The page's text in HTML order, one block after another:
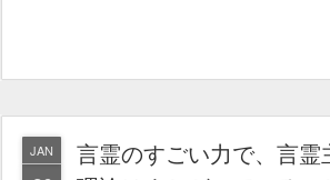
JAN
言霊のすごい力で、言霊